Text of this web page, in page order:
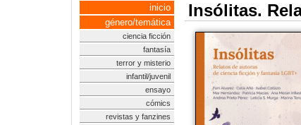
inicio
género/temática
ciencia ficción
fantasía
terror y misterio
infantil/juvenil
ensayo
cómics
revistas y fanzines
Insólitas.